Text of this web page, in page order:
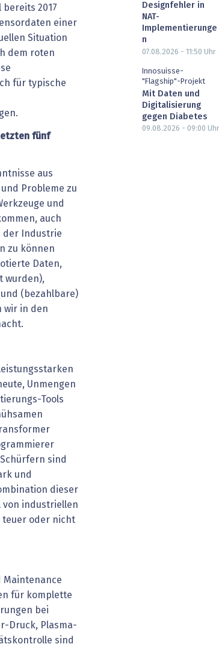
2017
einer
Situation
dem roten
für typische
fünf
aus
Probleme zu
und
auch
der Industrie
zu können
Daten,
wurden),
(bezahlbare)
wir in den
Unmengen
Tools
sind
und
dieser
von industriellen
teuer oder nicht
Maintenance
für komplette
bei
Druck, Plasma-
sind
Designfehler in
NAT-
Implementierunge
n
07.08.2026 - 11:50 Uhr
Innosuisse-
"Flagship"-Projekt
Mit Daten und
Digitalisierung
gegen Diabetes
09.08.2026 - 09:00 Uhr